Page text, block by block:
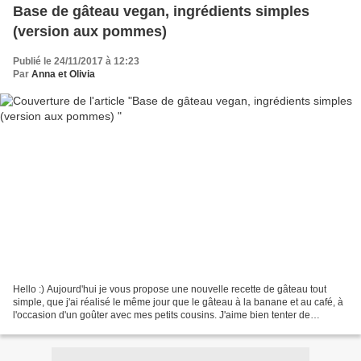
Base de gâteau vegan, ingrédients simples
(version aux pommes)
Publié le 24/11/2017 à 12:23
Par Anna et Olivia
Hello :) Aujourd'hui je vous propose une nouvelle recette de gâteau tout
simple, que j'ai réalisé le même jour que le gâteau à la banane et au café, à
l'occasion d'un goûter avec mes petits cousins. J'aime bien tenter de